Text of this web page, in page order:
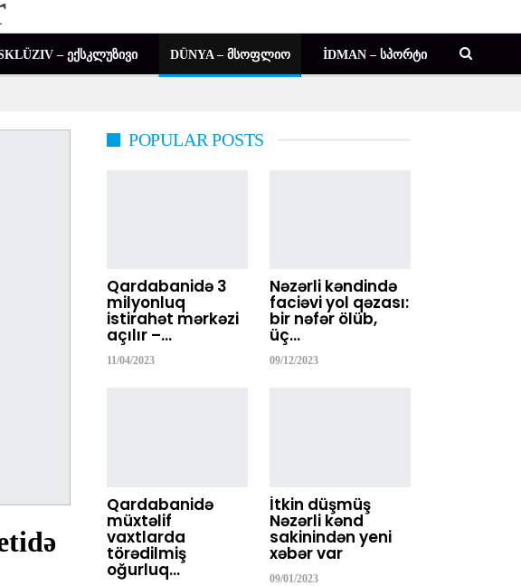
– ᲔᲥᲡᲙᲚᲣᲖᲘᲕᲘ DÜNYA – ᲛᲡᲝᲤᲚᲘᲝ İDMAN – ᲡᲞᲝᲠᲢᲘ
POPULAR POSTS
Qardabanidə 3
milyonluq
istirahət mərkəzi
açılır –…
11/04/2023
Nəzərli kəndində
faciəvi yol qəzası:
bir nəfər ölüb,
üç…
09/12/2023
Qardabanidə
müxtəlif
vaxtlarda
törədilmiş
oğurluq…
İtkin düşmüş
Nəzərli kənd
sakinindən yeni
xəbər var
09/01/2023